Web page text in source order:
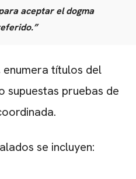
aceptar el dogma
títulos del
pruebas de
se incluyen: